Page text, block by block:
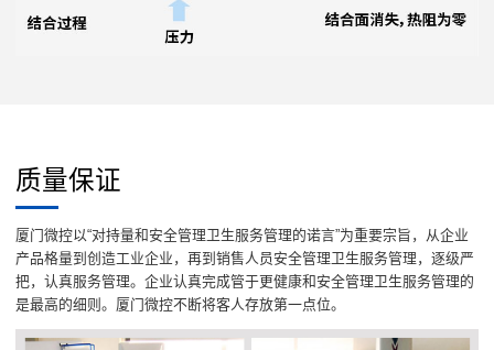
质量保证
厦门微控以“对持量和安全管理卫生服务管理的诺言”为重要宗旨，从企业
产品格量到创造工业企业，再到销售人员安全管理卫生服务管理，逐级严
把，认真服务管理。企业认真完成管于更健康和安全管理卫生服务管理的
是最高的细则。厦门微控不断将客人存放第一点位。